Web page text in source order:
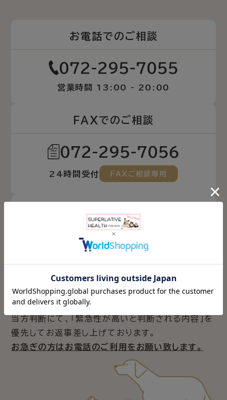
お電話でのご相談
072-295-7055
営業時間 13:00 - 20:00
FAXでのご相談
072-295-7056
24時間受付 FAXご相談専用
ご注文フォーム
当方判断にて、「緊急性が高いと判断される内容」を
優先してお返事差し上げております。
お急ぎの方はお電話のご利用をお願い致します。